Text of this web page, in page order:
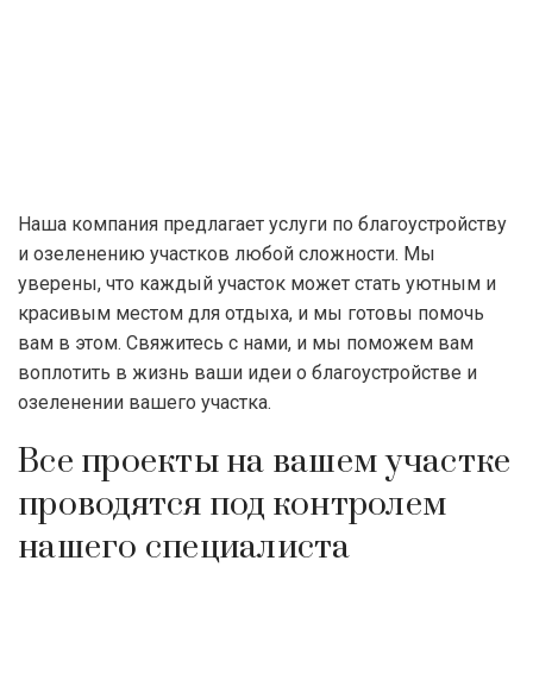
Наша компания предлагает услуги по благоустройству
и озеленению участков любой сложности. Мы
уверены, что каждый участок может стать уютным и
красивым местом для отдыха, и мы готовы помочь
вам в этом. Свяжитесь с нами, и мы поможем вам
воплотить в жизнь ваши идеи о благоустройстве и
озеленении вашего участка.
Все проекты на вашем участке
проводятся под контролем
нашего специалиста